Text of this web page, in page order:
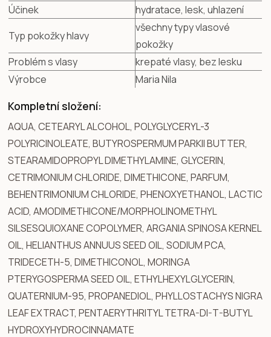
Účinek
hydratace, lesk, uhlazení
Typ pokožky hlavy
všechny typy vlasové
pokožky
Problém s vlasy
krepaté vlasy, bez lesku
Výrobce
Maria Nila
Kompletní složení:
AQUA, CETEARYL ALCOHOL, POLYGLYCERYL-3
POLYRICINOLEATE, BUTYROSPERMUM PARKII BUTTER,
STEARAMIDOPROPYL DIMETHYLAMINE, GLYCERIN,
CETRIMONIUM CHLORIDE, DIMETHICONE, PARFUM,
BEHENTRIMONIUM CHLORIDE, PHENOXYETHANOL, LACTIC
ACID, AMODIMETHICONE/MORPHOLINOMETHYL
SILSESQUIOXANE COPOLYMER, ARGANIA SPINOSA KERNEL
OIL, HELIANTHUS ANNUUS SEED OIL, SODIUM PCA,
TRIDECETH-5, DIMETHICONOL, MORINGA
PTERYGOSPERMA SEED OIL, ETHYLHEXYLGLYCERIN,
QUATERNIUM-95, PROPANEDIOL, PHYLLOSTACHYS NIGRA
LEAF EXTRACT, PENTAERYTHRITYL TETRA-DI-T-BUTYL
HYDROXYHYDROCINNAMATE